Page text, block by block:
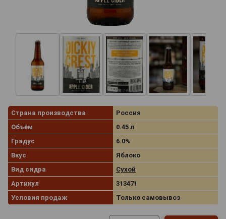
Страна производства
Россия
Объём
0.45 л
Градус
6.0%
Вкус
Яблоко
Вид сидра
Сухой
Артикул
313471
Условия продаж
Только самовывоз